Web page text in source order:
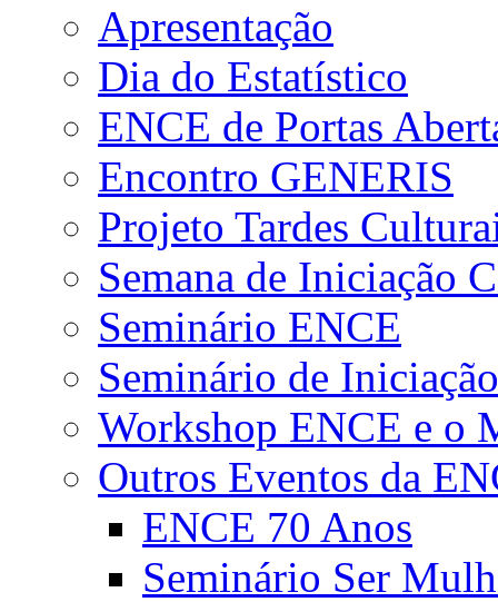
Apresentação
Dia do Estatístico
ENCE de Portas
Encontro GENERIS
Projeto Tardes
Semana de Iniciação
Seminário ENCE
Seminário de
Workshop ENCE e o
Outros Eventos da
ENCE 70 Anos
Seminário Ser